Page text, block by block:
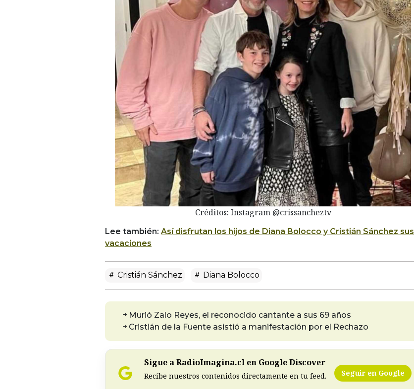
Créditos: Instagram @crissancheztv
Lee también: Así disfrutan los hijos de Diana Bolocco y Cristián Sánchez sus
vacaciones
Cristián Sánchez Diana Bolocco
Murió Zalo Reyes, el reconocido cantante a sus 69 años
Cristián de la Fuente asistió a manifestación por el Rechazo
Sigue a RadioImagina.cl en Google Discover
Recibe nuestros contenidos directamente en tu feed. Seguir en Google